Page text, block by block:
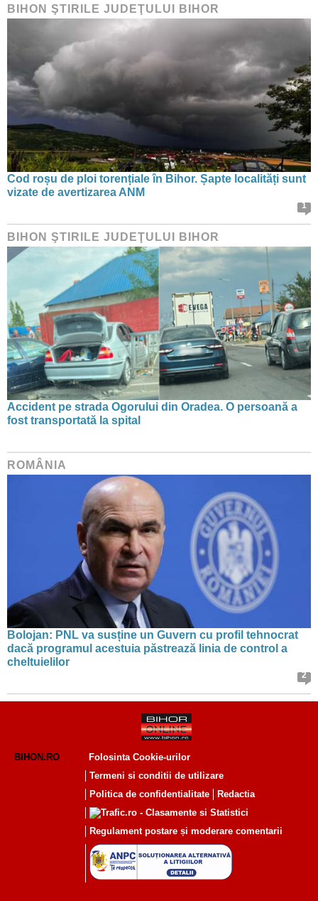
BIHON ŞTIRILE JUDEŢULUI BIHOR
Cod roșu de ploi torențiale în Bihor. Șapte localități sunt
vizate de avertizarea ANM
1
BIHON ŞTIRILE JUDEŢULUI BIHOR
Accident pe strada Ogorului din Oradea. O persoană a
fost transportată la spital
ROMÂNIA
Bolojan: PNL va susține un Guvern cu profil tehnocrat
dacă programul acestuia păstrează linia de control a
cheltuielilor
2
BIHON.RO
Folosinta Cookie-urilor
Termeni si conditii de utilizare
Politica de confidentialitate
Redactia
Regulament postare și moderare comentarii